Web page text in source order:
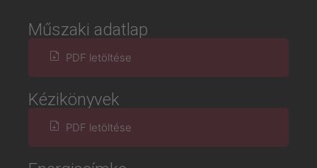
Műszaki adatlap
PDF letöltése
Kézikönyvek
PDF letöltése